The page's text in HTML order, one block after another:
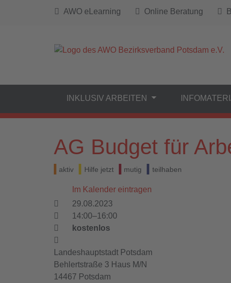
AWO eLearning Online Beratung
INKLUSIV ARBEITEN
AG Budget für
aktiv Hilfe jetzt mutig teilhaben
Im Kalender eintragen
29.08.2023
14:00–16:00
kostenlos
Landeshauptstadt Potsdam
Behlertstraße 3 Haus M/N
14467 Potsdam